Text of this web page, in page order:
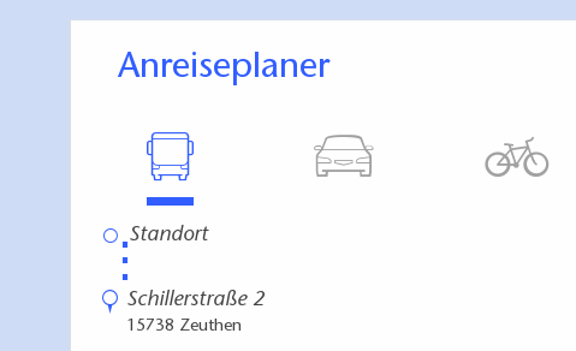
Anreiseplaner
⋮
Schillerstraße 2
15738 Zeuthen